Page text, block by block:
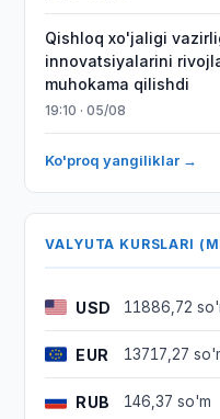
Qishloq xo'jaligi
innovatsiyalarini
muhokama qilishdi
19:10 · 05/08
Ko'proq yangiliklar →
VALYUTA KURSLARI
USD 11886,72
EUR 13717,27
RUB 146,37 so'm